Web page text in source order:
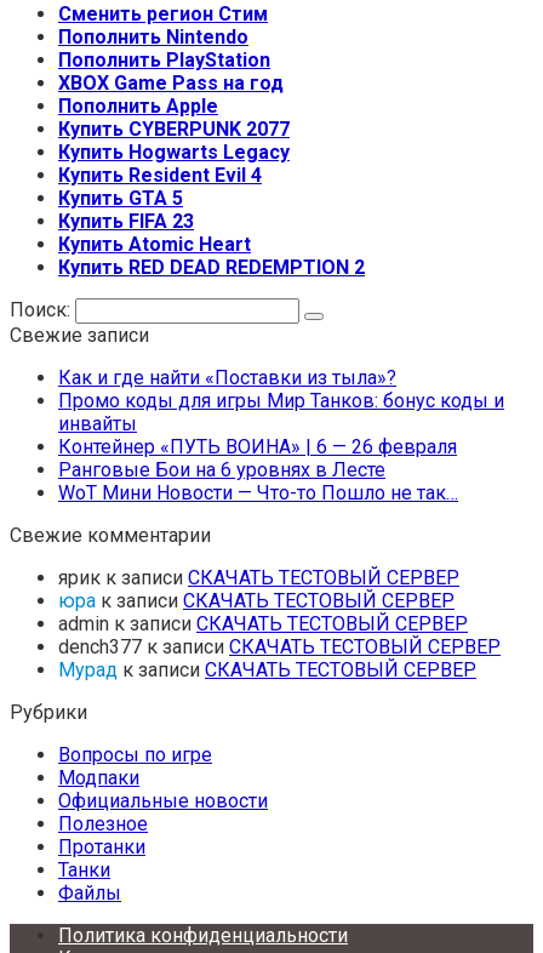
Сменить регион Стим
Пополнить Nintendo
Пополнить PlayStation
XBOX Game Pass на год
Пополнить Apple
Купить CYBERPUNK 2077
Купить Hogwarts Legacy
Купить Resident Evil 4
Купить GTA 5
Купить FIFA 23
Купить Atomic Heart
Купить RED DEAD REDEMPTION 2
Поиск:
Свежие записи
Как и где найти «Поставки из тыла»?
Промо коды для игры Мир Танков: бонус коды и
инвайты
Контейнер «ПУТЬ ВОИНА» | 6 — 26 февраля
Ранговые Бои на 6 уровнях в Лесте
WoT Мини Новости — Что-то Пошло не так…
Свежие комментарии
ярик к записи СКАЧАТЬ ТЕСТОВЫЙ СЕРВЕР
юра к записи СКАЧАТЬ ТЕСТОВЫЙ СЕРВЕР
admin к записи СКАЧАТЬ ТЕСТОВЫЙ СЕРВЕР
dench377 к записи СКАЧАТЬ ТЕСТОВЫЙ СЕРВЕР
Мурад к записи СКАЧАТЬ ТЕСТОВЫЙ СЕРВЕР
Рубрики
Вопросы по игре
Модпаки
Официальные новости
Полезное
Протанки
Танки
Файлы
Политика конфиденциальности